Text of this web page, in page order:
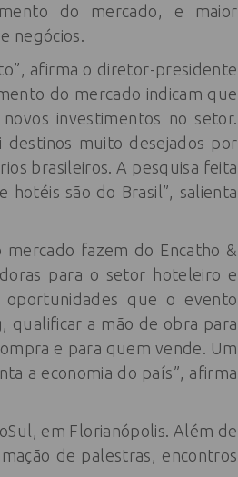
do mercado, e maior
negócios.
afirma o diretor-presidente
do mercado indicam que
investimentos no setor.
destinos muito desejados por
brasileiros. A pesquisa feita
hotéis são do Brasil”, salienta
mercado fazem do Encatho &
para o setor hoteleiro e
que o evento
qualificar a mão de obra para
e para quem vende. Um
a economia do país”, afirma
em Florianópolis. Além de
de palestras, encontros